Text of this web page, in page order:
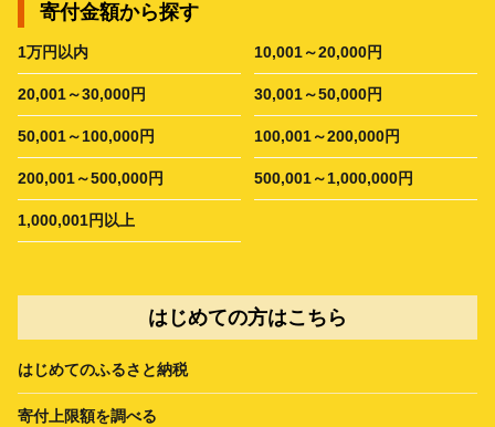
寄付金額から探す
1万円以内 10,001～20,000円
20,001～30,000円 30,001～50,000円
50,001～100,000円 100,001～200,000円
200,001～500,000円 500,001～1,000,000円
1,000,001円以上
はじめての方はこちら
はじめてのふるさと納税
寄付上限額を調べる